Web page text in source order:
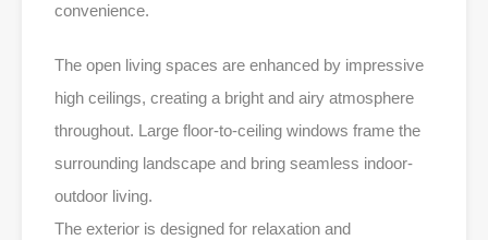
convenience.
The open living spaces are enhanced by impressive
high ceilings, creating a bright and airy atmosphere
throughout. Large floor-to-ceiling windows frame the
surrounding landscape and bring seamless indoor-
outdoor living.
The exterior is designed for relaxation and